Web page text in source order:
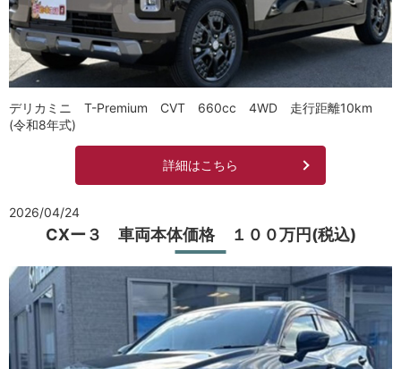
デリカミニ T-Premium CVT 660cc 4WD 走行距離10km
(令和8年式)
詳細はこちら
2026/04/24
CXー３ 車両本体価格 １００万円(税込)